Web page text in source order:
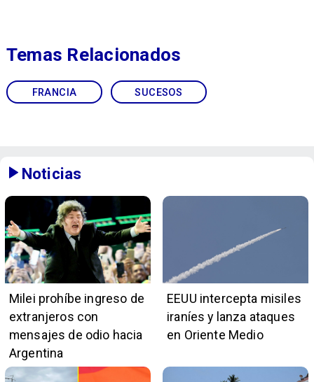
FRANCIA SUCESOS
Temas Relacionados
Noticias
Milei prohíbe ingreso de
extranjeros con
mensajes de odio hacia
Argentina
EEUU intercepta misiles
iraníes y lanza ataques
en Oriente Medio